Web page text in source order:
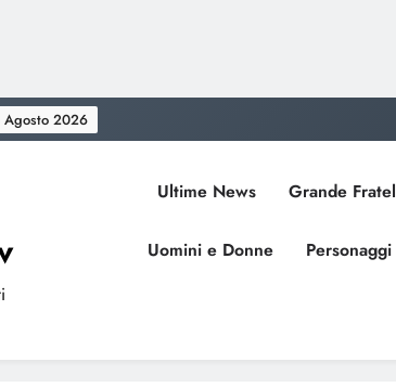
Agosto 2026
Ultime News Grande
Uomini e Donne Personaggi